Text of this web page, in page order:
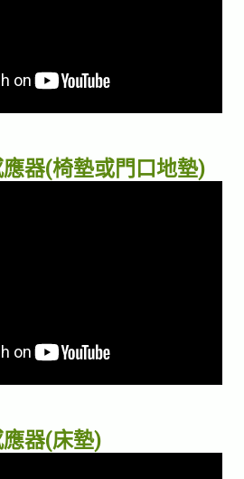
器(椅墊或門口地墊)
器(床墊)